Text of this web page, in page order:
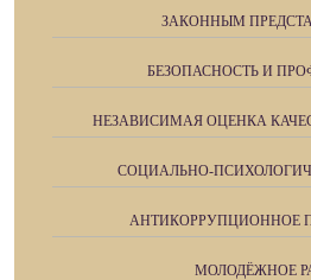
ЗАКОННЫМ
БЕЗОПАСНОСТЬ И
НЕЗАВИСИМАЯ ОЦЕНКА
СОЦИАЛЬНО-
АНТИКОРРУПЦИОННОЕ
МОЛОДЁЖНОЕ